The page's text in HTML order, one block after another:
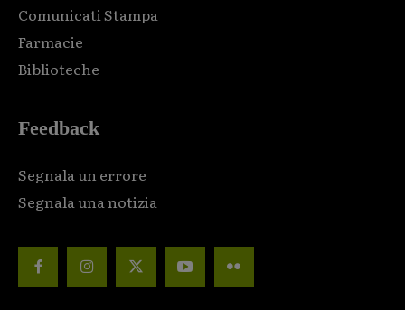
Comunicati Stampa
Farmacie
Biblioteche
Feedback
Segnala un errore
Segnala una notizia